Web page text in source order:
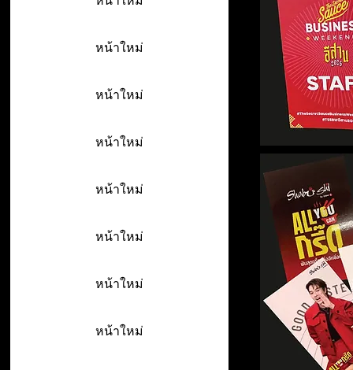
หน้าใหม่
หน้าใหม่
หน้าใหม่
หน้าใหม่
หน้าใหม่
หน้าใหม่
หน้าใหม่